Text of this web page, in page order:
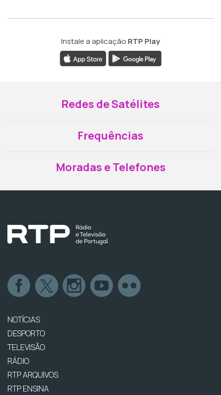
Instale a aplicação RTP Play
Redes de Satélites
Frequências
Moradas e Telefones
NOTÍCIAS
DESPORTO
TELEVISÃO
RÁDIO
RTP ARQUIVOS
RTP ENSINA